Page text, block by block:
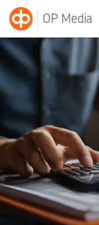
OP Media